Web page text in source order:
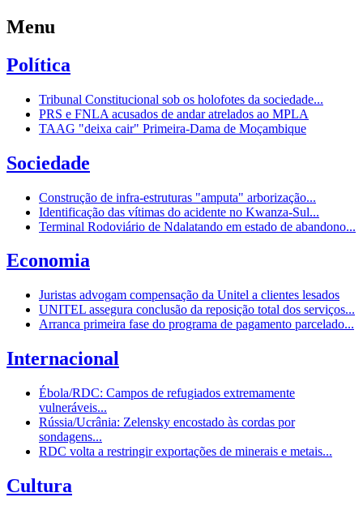
Menu
Política
Tribunal Constitucional sob os holofotes da sociedade...
PRS e FNLA acusados de andar atrelados ao MPLA
TAAG "deixa cair" Primeira-Dama de Moçambique
Sociedade
Construção de infra-estruturas "amputa" arborização...
Identificação das vítimas do acidente no Kwanza-Sul...
Terminal Rodoviário de Ndalatando em estado de abandono...
Economia
Juristas advogam compensação da Unitel a clientes lesados
UNITEL assegura conclusão da reposição total dos serviços...
Arranca primeira fase do programa de pagamento parcelado...
Internacional
Ébola/RDC: Campos de refugiados extremamente
vulneráveis...
Rússia/Ucrânia: Zelensky encostado às cordas por
sondagens...
RDC volta a restringir exportações de minerais e metais...
Cultura